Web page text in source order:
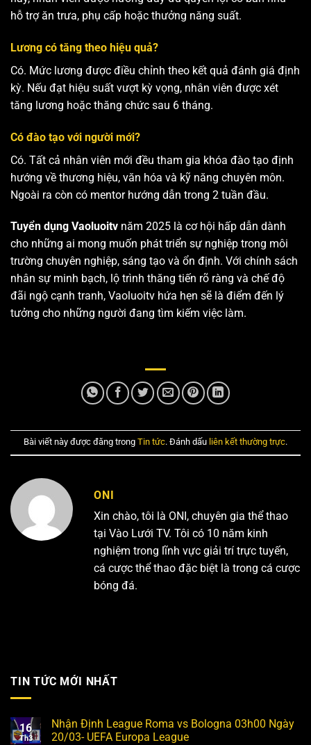
hỗ trợ ăn trưa, phụ cấp hoặc thưởng năng suất.
Lương có tăng theo hiệu quả?
Có. Mức lương được điều chỉnh theo kết quả đánh giá định
kỳ. Nếu đạt hiệu suất vượt kỳ vọng, nhân viên được xét
tăng lương hoặc thăng chức sau 6 tháng.
Có đào tạo với người mới?
Có. Tất cả nhân viên mới đều tham gia khóa đào tạo định
hướng về thương hiệu, văn hóa và kỹ năng chuyên môn.
Ngoài ra còn có mentor hướng dẫn trong 2 tuần đầu.
Tuyển dụng Vaoluoitv năm 2025 là cơ hội hấp dẫn dành
cho những ai mong muốn phát triển sự nghiệp trong môi
trường chuyên nghiệp, sáng tạo và ổn định. Với chính sách
nhân sự minh bạch, lộ trình thăng tiến rõ ràng và chế độ
đãi ngộ cạnh tranh, Vaoluoitv hứa hẹn sẽ là điểm đến lý
tưởng cho những người đang tìm kiếm việc làm.
Bài viết này được đăng trong Tin tức. Đánh dấu liên kết thường trực.
ONI
Xin chào, tôi là ONI, chuyên gia thể thao
tại Vào Lưới TV. Tôi có 10 năm kinh
nghiệm trong lĩnh vực giải trí trực tuyến,
cá cược thể thao đặc biệt là trong cá cược
bóng đá.
TIN TỨC MỚI NHẤT
16
Th3
Nhận Định League Roma vs Bologna 03h00 Ngày
20/03- UEFA Europa League